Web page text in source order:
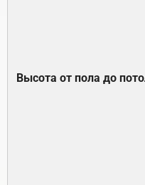
Высота от пола до